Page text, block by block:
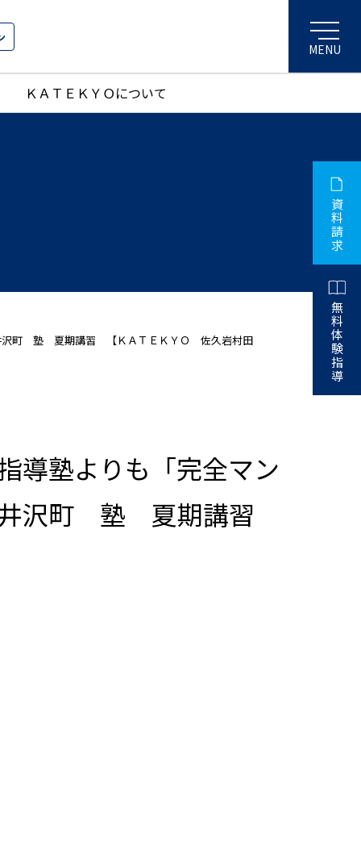
ＫＡＴＥＫＹＯについて
沢町 塾 夏期講習 【ＫＡＴＥＫＹＯ 佐久岩村田
塾よりも「完全マン
井沢町 塾 夏期講習
資
料
請
求
無
料
体
験
指
導